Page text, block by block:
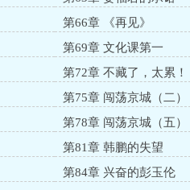
第66章 《再见》
第69章 文化课第一
第72章 不藏了，太累！
第75章 闯荡京城（二）
第78章 闯荡京城（五）
第81章 韩鹏的失望
第84章 兴奋的彭玉伦